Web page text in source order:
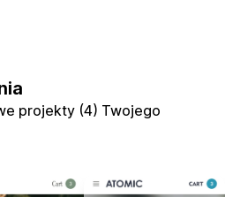
projekty (4) Twojego